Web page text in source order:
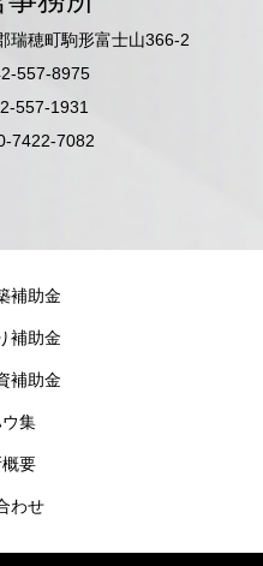
瑞穂町駒形富士山366-2
557-8975
557-1931
7422-7082
補助金
補助金
補助金
ウ集
要
わせ